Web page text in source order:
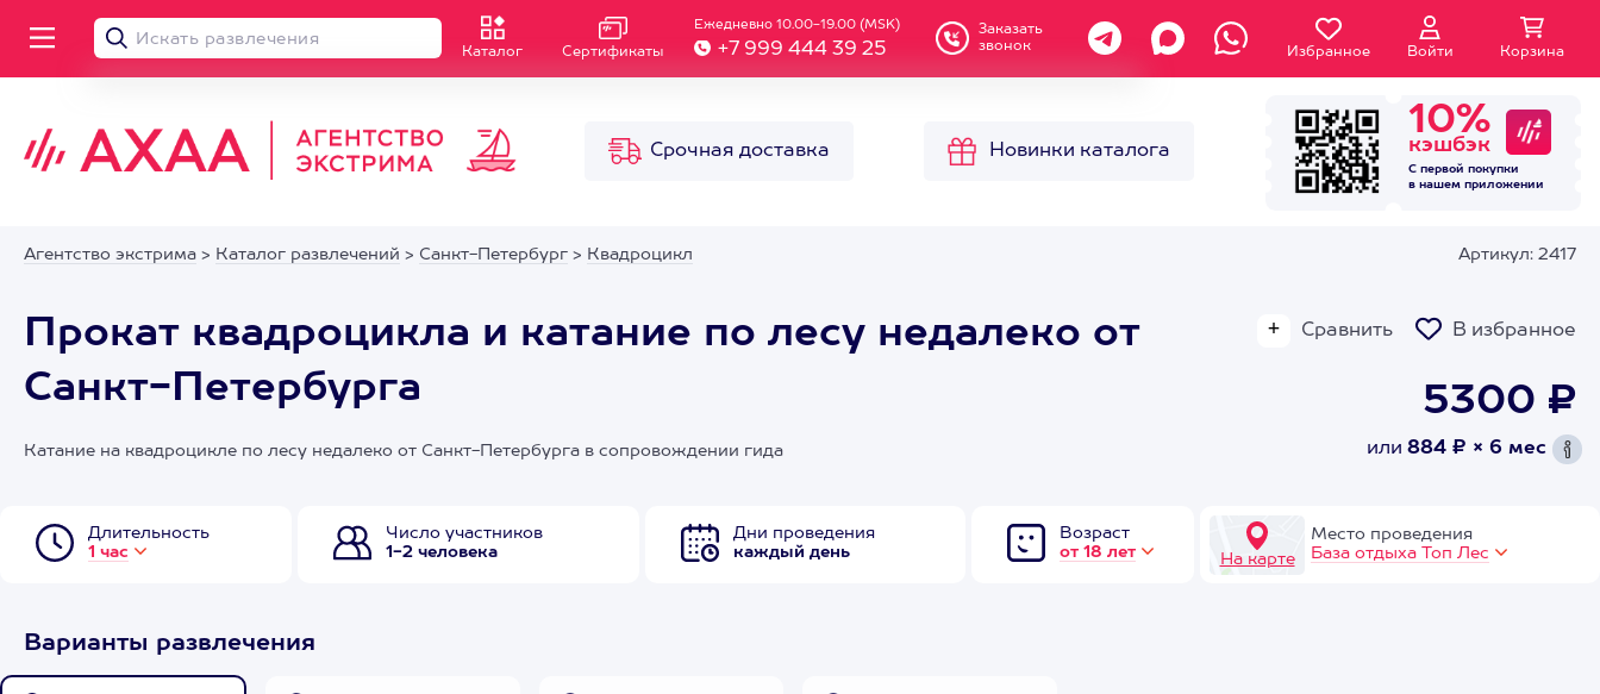
Каталог Сертификаты
Ежедневно 10.00-19.00 (MSK)
+7 999 444 39 25
Заказать
звонок
Избранное Войти Корзина
Срочная доставка Новинки каталога
10%
кэшбэк
С первой покупки
в нашем приложении
Агентство экстрима > Каталог развлечений > Санкт-Петербург > Квадроцикл Артикул: 2417
Прокат квадроцикла и катание по лесу недалеко от
Санкт-Петербурга
Сравнить В избранное
5300 ₽
или 884 ₽ × 6 мес
Катание на квадроцикле по лесу недалеко от Санкт-Петербурга в сопровождении гида
Длительность
1 час
Число участников
1-2 человека
Дни проведения
каждый день
Возраст
от 18 лет
На карте
Место проведения
База отдыха Топ Лес
Варианты развлечения